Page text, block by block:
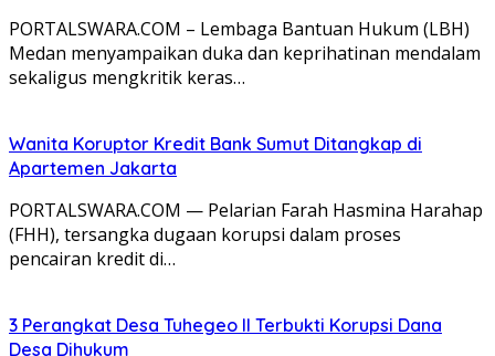
PORTALSWARA.COM – Lembaga Bantuan Hukum (LBH)
Medan menyampaikan duka dan keprihatinan mendalam
sekaligus mengkritik keras…
Wanita Koruptor Kredit Bank Sumut Ditangkap di
Apartemen Jakarta
PORTALSWARA.COM — Pelarian Farah Hasmina Harahap
(FHH), tersangka dugaan korupsi dalam proses
pencairan kredit di…
3 Perangkat Desa Tuhegeo II Terbukti Korupsi Dana
Desa Dihukum